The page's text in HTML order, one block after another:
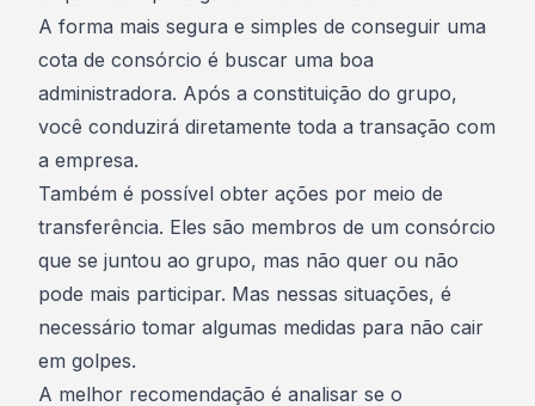
A forma mais segura e simples de conseguir uma
cota de consórcio é buscar uma boa
administradora. Após a constituição do grupo,
você conduzirá diretamente toda a transação com
a empresa.
Também é possível obter ações por meio de
transferência. Eles são membros de um consórcio
que se juntou ao grupo, mas não quer ou não
pode mais participar. Mas nessas situações, é
necessário tomar algumas medidas para não cair
em golpes.
A melhor recomendação é analisar se o